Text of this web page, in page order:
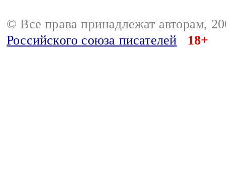
© Все права принадлежат авторам,
Российского союза писателей
18+